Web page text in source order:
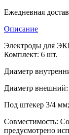
Ежедневная
Описание
Электроды для
Комплект: 6 шт.
Диаметр
Диаметр
Под штекер 3/4 мм;
Совместимость:
предусмотрено